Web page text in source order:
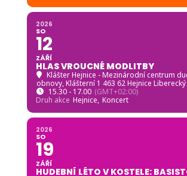
2026
SO
12
ZÁŘÍ
HLAS VROUCNÉ MODLITBY
Klášter Hejnice - Mezinárodní centrum
obnovy, Klášterní 1 463 62 Hejnice
15.30 - 17.00 (GMT+02:00)
Druh akce Hejnice, Koncert
2026
SO
19
ZÁŘÍ
HUDEBNÍ LÉTO V KOSTELE: